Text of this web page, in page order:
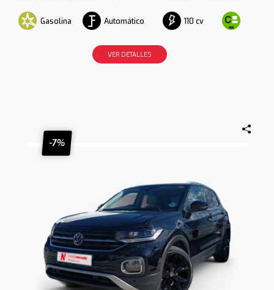
Gasolina Automático 110 cv
VER DETALLES
-7%